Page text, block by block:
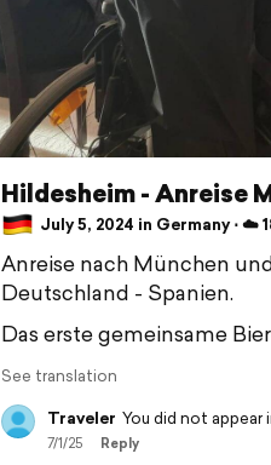
Hildesheim - Anreise
July 5, 2024 in Germany ⋅ ☁️
Anreise nach München
Deutschland - Spanien.
Das erste gemeinsame
See translation
Traveler You did not
7/1/25 Reply